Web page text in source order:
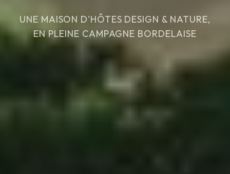
UNE MAISON D'HÔTES DESIGN & NATURE,
EN PLEINE CAMPAGNE BORDELAISE